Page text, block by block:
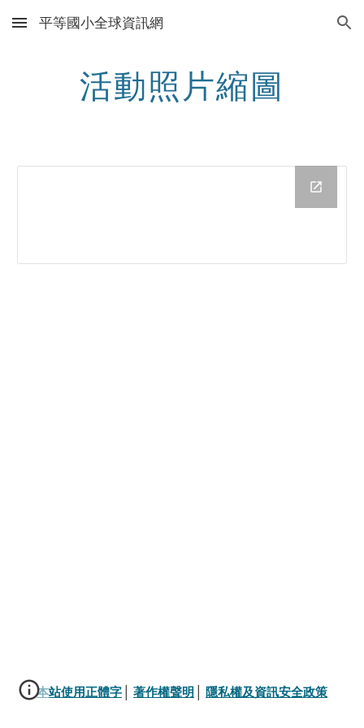
Skip to main content Skip to navigation
平等國小全球資訊網
活動照片縮圖
本站使用正體字 著作權聲明 隱私權及資訊安全政策